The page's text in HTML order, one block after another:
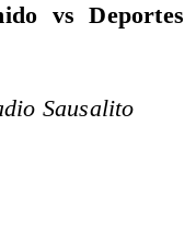
vs Deportes
Sausalito